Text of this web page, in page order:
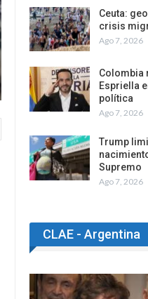
Ceuta:
crisis
Ago 7, 2026
Colombia
Espriella
política
Ago 7, 2026
Trump
Supremo
Ago 7, 2026
CLAE - Argentina